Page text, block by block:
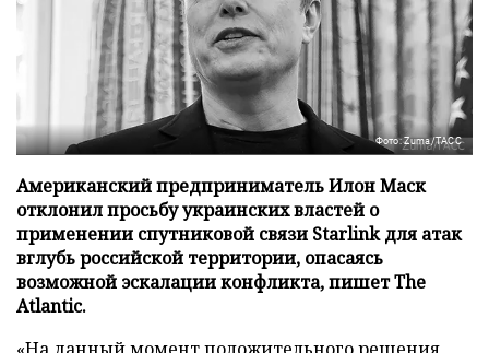
Фото: Zuma/ТАСС
Американский предприниматель Илон Маск
отклонил просьбу украинских властей о
применении спутниковой связи Starlink для атак
вглубь российской территории, опасаясь
возможной эскалации конфликта, пишет The
Atlantic.